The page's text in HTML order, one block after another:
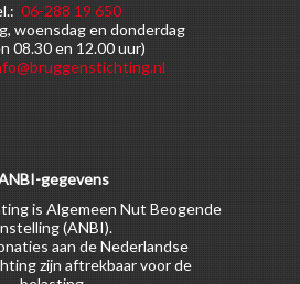
06-288 19 650
woensdag en donderdag
08.30 en 12.00 uur)
gegevens
is Algemeen Nut Beogende
(ANBI).
aan de Nederlandse
zijn aftrekbaar voor de